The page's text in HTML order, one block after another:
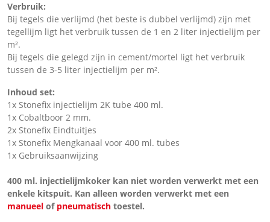
Verbruik:
Bij tegels die verlijmd (het beste is dubbel verlijmd) zijn met
tegellijm ligt het verbruik tussen de 1 en 2 liter injectielijm per
m².
Bij tegels die gelegd zijn in cement/mortel ligt het verbruik
tussen de 3-5 liter injectielijm per m².
Inhoud set:
1x Stonefix injectielijm 2K tube 400 ml.
1x Cobaltboor 2 mm.
2x Stonefix Eindtuitjes
1x Stonefix Mengkanaal voor 400 ml. tubes
1x Gebruiksaanwijzing
400 ml. injectielijmkoker kan niet worden verwerkt met een
enkele kitspuit. Kan alleen worden verwerkt met een
manueel of pneumatisch toestel.